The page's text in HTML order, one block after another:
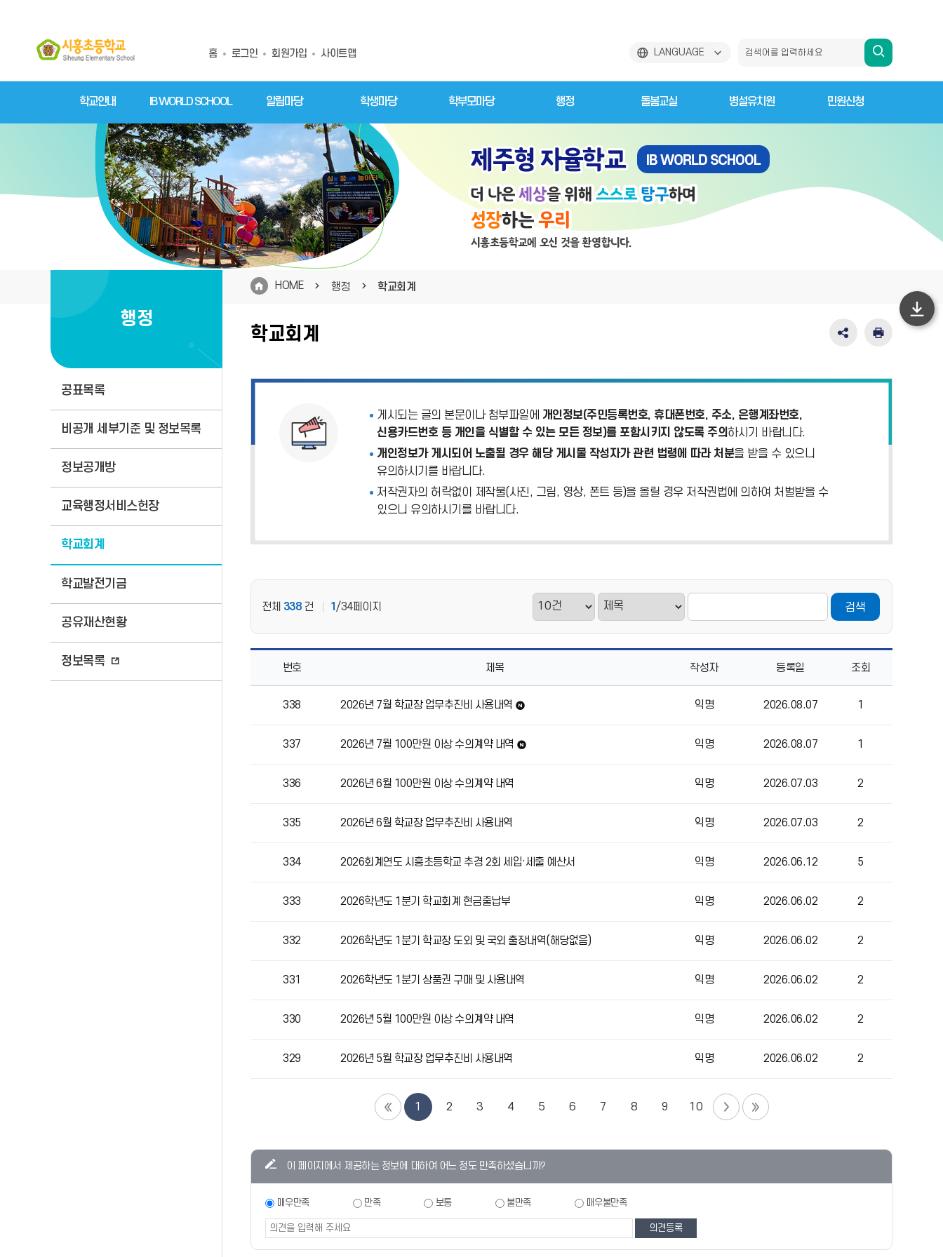
홈 로그인 회원가입 사이트맵 LANGUAGE
색
학교안내 IB WORLD SCHOOL 알림마당 학생마당 학부모마당 행정 돌봄교실 병설유치원 민원신청
행정
공표목록
비공개 세부기준 및 정보목록
정보공개방
교육행정서비스헌장
학교회계
학교발전기금
공유재산현황
정보목록
HOME 행정 학교회계
학교회계
SNS
영
인
게시되는 글의 본문이나 첨부파일에 개인정보(주민등록번호, 휴대폰번호, 주소, 은행계좌번호,
신용카드번호 등 개인을 식별할 수 있는 모든 정보)를 포함시키지 않도록 주의 하시기 바랍니다.
개인정보가 게시되어 노출될 경우 해당 게시물 작성자가 관련 법령에 따라 처분을 받을 수 있으니
유의하시기를 바랍니다.
저작권자의 허락없이 제작물(사진, 그림, 영상, 폰트 등)을 올릴 경우 저작권법에 의하여 처벌받을 수
있으니 유의하시기를 바랍니다.
전체 338 건 1 /34페이지 검색
목록으로
번호 제목 작성자 등록일 조회
338 2026년 7월 학교장 업무추진비 사용내역
새
익명 2026.08.07 1
337 2026년 7월 100만원 이상 수의계약 내역
새
익명 2026.08.07 1
336 2026년 6월 100만원 이상 수의계약 내역 익명 2026.07.03 2
335 2026년 6월 학교장 업무추진비 사용내역 익명 2026.07.03 2
334 2026회계연도 시흥초등학교 추경 2회 세입·세출 예산서 익명 2026.06.12 5
333 2026학년도 1분기 학교회계 현금출납부 익명 2026.06.02 2
332 2026학년도 1분기 학교장 도외 및 국외 출장내역(해당없음) 익명 2026.06.02 2
331 2026학년도 1분기 상품권 구매 및 사용내역 익명 2026.06.02 2
330 2026년 5월 100만원 이상 수의계약 내역 익명 2026.06.02 2
329 2026년 5월 학교장 업무추진비 사용내역 익명 2026.06.02 2
1 2 3 4 5 6 7 8 9 10
콘텐츠
조사
이 페이지에서 제공하는 정보에 대하여 어느 정도 만족하셨습니까?
만족도
폼
매우만족 만족 보통 불만족 매우불만족
하